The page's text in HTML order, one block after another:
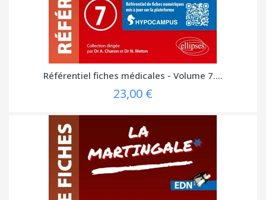
Référentiel fiches médicales - Volume 7....
23,00 €